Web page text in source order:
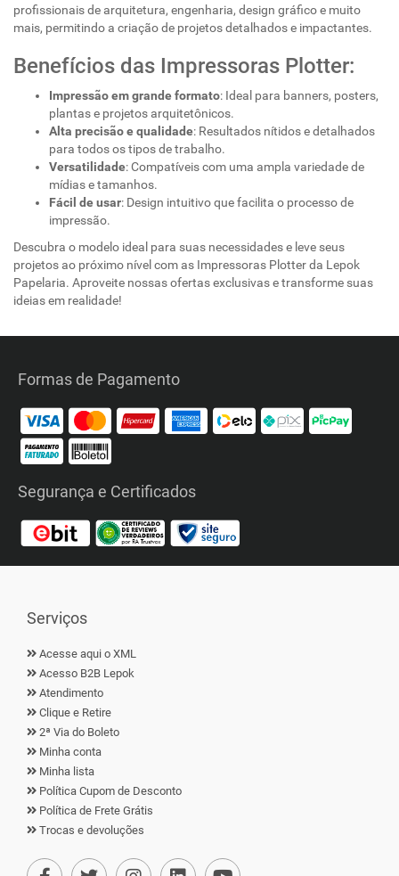
profissionais de arquitetura, engenharia, design gráfico e muito
mais, permitindo a criação de projetos detalhados e impactantes.
Benefícios das Impressoras Plotter:
Impressão em grande formato: Ideal para banners, posters,
plantas e projetos arquitetônicos.
Alta precisão e qualidade: Resultados nítidos e detalhados
para todos os tipos de trabalho.
Versatilidade: Compatíveis com uma ampla variedade de
mídias e tamanhos.
Fácil de usar: Design intuitivo que facilita o processo de
impressão.
Descubra o modelo ideal para suas necessidades e leve seus
projetos ao próximo nível com as Impressoras Plotter da Lepok
Papelaria. Aproveite nossas ofertas exclusivas e transforme suas
ideias em realidade!
Formas de Pagamento
Segurança e Certificados
Serviços
Acesse aqui o XML
Acesso B2B Lepok
Atendimento
Clique e Retire
2ª Via do Boleto
Minha conta
Minha lista
Política Cupom de Desconto
Política de Frete Grátis
Trocas e devoluções